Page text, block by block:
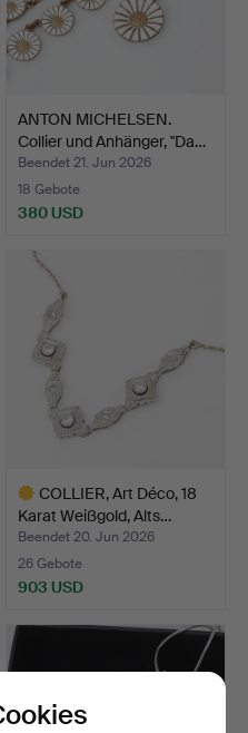
ANTON MICHELSEN.
Collier und Anhänger, "Da…
Beendet 21. Jun 2026
18 Gebote
380 USD
COLLIER, Art Déco, 18
Karat Weißgold, Alts…
Beendet 20. Jun 2026
26 Gebote
903 USD
Objekt